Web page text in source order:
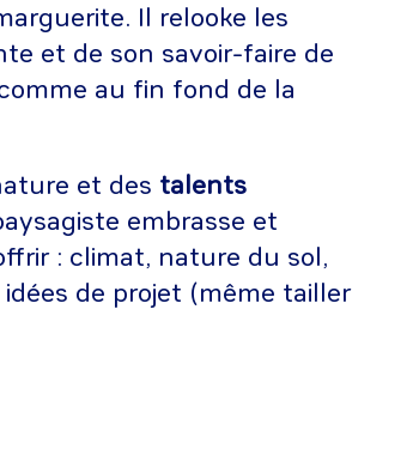
Il relooke les
et de son savoir-faire de
au fin fond de la
et des talents
embrasse et
: climat, nature du sol,
de projet (même tailler